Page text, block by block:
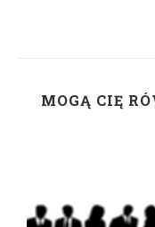
MOGĄ CIĘ